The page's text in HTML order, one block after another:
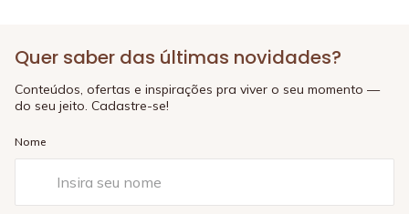
Quer saber das últimas novidades?
Conteúdos, ofertas e inspirações pra viver o seu momento —
do seu jeito. Cadastre-se!
Nome